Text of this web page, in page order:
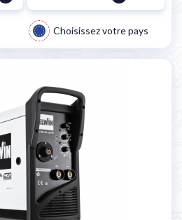
Choisissez votre pays